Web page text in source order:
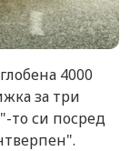
4000
за три
то си посред